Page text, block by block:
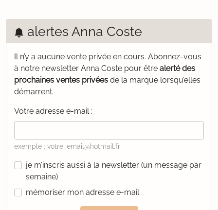
alertes Anna Coste
Il n’y a aucune vente privée en cours. Abonnez-vous
à notre newsletter Anna Coste pour être alerté des
prochaines ventes privées de la marque lorsqu’elles
démarrent.
Votre adresse e-mail :
exemple : votre_email@hotmail.fr
je m’inscris aussi à la newsletter (un message par
semaine)
mémoriser mon adresse e-mail